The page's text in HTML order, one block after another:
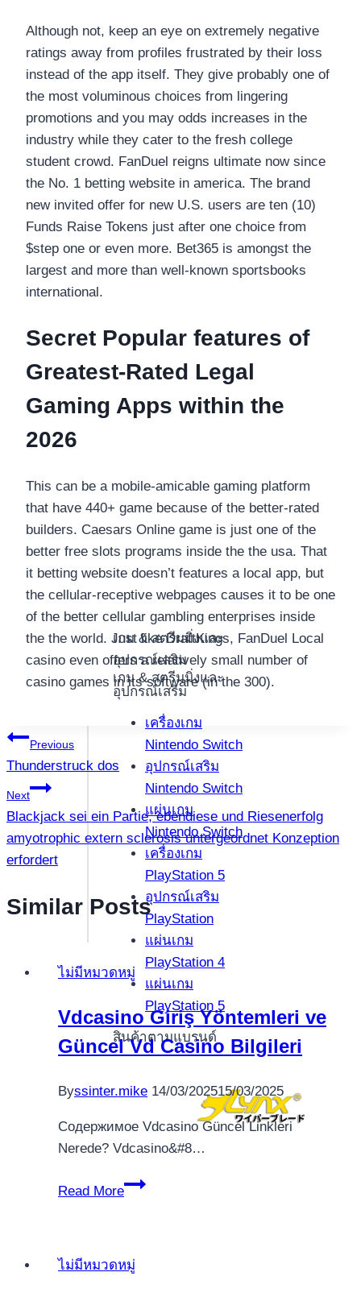
เกม & สตรีมมิ่งและ
อุปกรณ์เสริม
เกม & สตรีมมิ่งและ
อุปกรณ์เสริม
เครื่องเกม
Nintendo Switch
อุปกรณ์เสริม
Nintendo Switch
แผ่นเกม
Nintendo Switch
เครื่องเกม
PlayStation 5
อุปกรณ์เสริม
PlayStation
แผ่นเกม
PlayStation 4
แผ่นเกม
PlayStation 5
สินค้าตามแบรนด์
Although not, keep an eye on extremely negative
ratings away from profiles frustrated by their loss
instead of the app itself. They give probably one of
the most voluminous choices from lingering
promotions and you may odds increases in the
industry while they cater to the fresh college
student crowd. FanDuel reigns ultimate now since
the No. 1 betting website in america. The brand
new invited offer for new U.S. users are ten (10)
Funds Raise Tokens just after one choice from
$step one or even more. Bet365 is amongst the
largest and more than well-known sportsbooks
international.
Secret Popular features of
Greatest-Rated Legal
Gaming Apps within the
2026
This can be a mobile-amicable gaming platform
that have 440+ game because of the better-rated
builders. Caesars Online game is just one of the
better free slots programs inside the the usa. That
it betting website doesn’t features a local app, but
the cellular-receptive webpages causes it to be one
of the better cellular gambling enterprises inside
the the world. Just like DraftKings, FanDuel Local
casino even offers a relatively small number of
casino games in its software (in the 300).
แนะแนว
เรื่อง
Previous
Thunderstruck dos
Next
Blackjack sei ein Partie, ebendiese und Riesenerfolg
amyotrophic extern sclerosis untergeordnet Konzeption
erfordert
Similar Posts
ไม่มีหมวดหมู่
Vdcasino Giriş Yöntemleri ve
Güncel Vd Casino Bilgileri
Byssinter.mike 14/03/202515/03/2025
Содержимое Vdcasino Güncel Linkleri
Nerede? Vdcasino&#8…
Read More
Vdcasino
Güncel
ไม่มีหมวดหมู่